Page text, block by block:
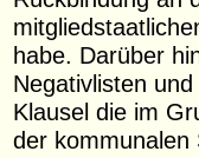
habe. Darüber
Negativlisten
Klausel die im
der kommunalen